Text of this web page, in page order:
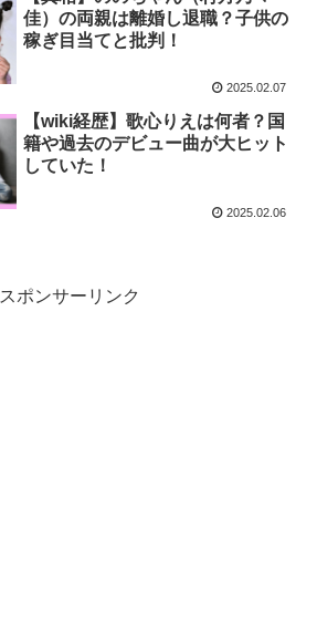
佳）の両親は離婚し退職？子供の
稼ぎ目当てと批判！
2025.02.07
【wiki経歴】歌心りえは何者？国
籍や過去のデビュー曲が大ヒット
していた！
2025.02.06
スポンサーリンク